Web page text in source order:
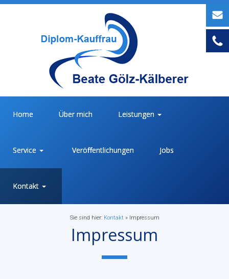
Home Über mich Leistungen
Service Veröffentlichungen Jobs
Kontakt
Sie sind hier: Kontakt » Impressum
Impressum